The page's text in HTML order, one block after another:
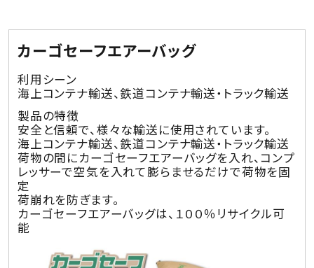
カーゴセーフエアーバッグ
利用シーン
海上コンテナ輸送、鉄道コンテナ輸送・トラック輸送
製品の特徴
安全と信頼で、様々な輸送に使用されています。
海上コンテナ輸送、鉄道コンテナ輸送・トラック輸送
荷物の間にカーゴセーフエアーバッグを入れ、コンプ
レッサーで空気を入れて膨らませるだけで荷物を固
定
荷崩れを防ぎます。
カーゴセーフエアーバッグは、１００％リサイクル可
能